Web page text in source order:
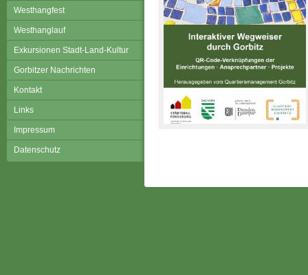
Westhangfest
Westhanglauf
Exkursionen Stadt-Land-Kultur
Gorbitzer Nachrichten
Kontakt
Links
Impressum
Datenschutz